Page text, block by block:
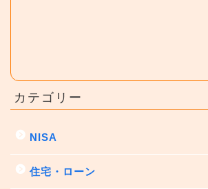
カテゴリー
NISA
住宅・ローン